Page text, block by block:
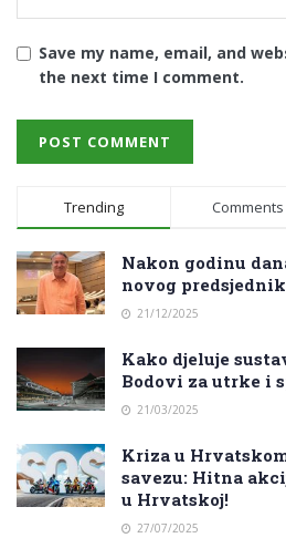
Save my name, email, and
the next time I comment.
Trending Comments
Nakon godinu
novog
21/12/2025
Kako djeluje
Bodovi za utrke i
21/03/2025
Kriza u
savezu: Hitna
u Hrvatskoj!
27/07/2025